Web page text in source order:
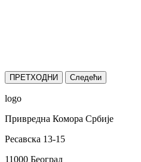
ПРЕТХОДНИ Следећи
logo
Привредна Комора Србије
Ресавска 13-15
11000 Београд